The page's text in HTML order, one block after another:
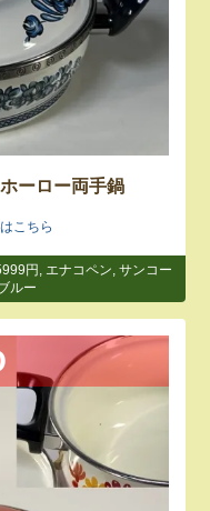
ーロー両手鍋
こちら
円 エナコペン ,サンコー
ルー